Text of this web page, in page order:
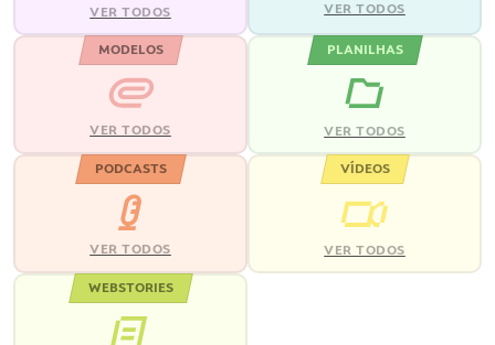
VER TODOS VER TODOS
MODELOS
VER TODOS
PLANILHAS
VER TODOS
PODCASTS
VER TODOS
VÍDEOS
VER TODOS
WEBSTORIES